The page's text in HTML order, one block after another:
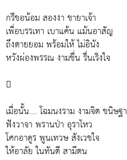
กรีขอน้อม สองงา ชายาเจ้า
เพื่อบรรเทา เบาแค้น แม้นอาสัญ
ถึงตายยอม พร้อมให้ ไม่อินัง
หวังผ่องพรรณ งามชื่น รื่นเริงใจ

เมื่อนั้น.... โฉมนงราม งามจิต ขนิษฐา
ฟังวาจา พรานป่า อุราไหว
โศกอาดูร พูนเทวษ สังเวชใจ
ให้อาลัย ในทันตี สามีตน